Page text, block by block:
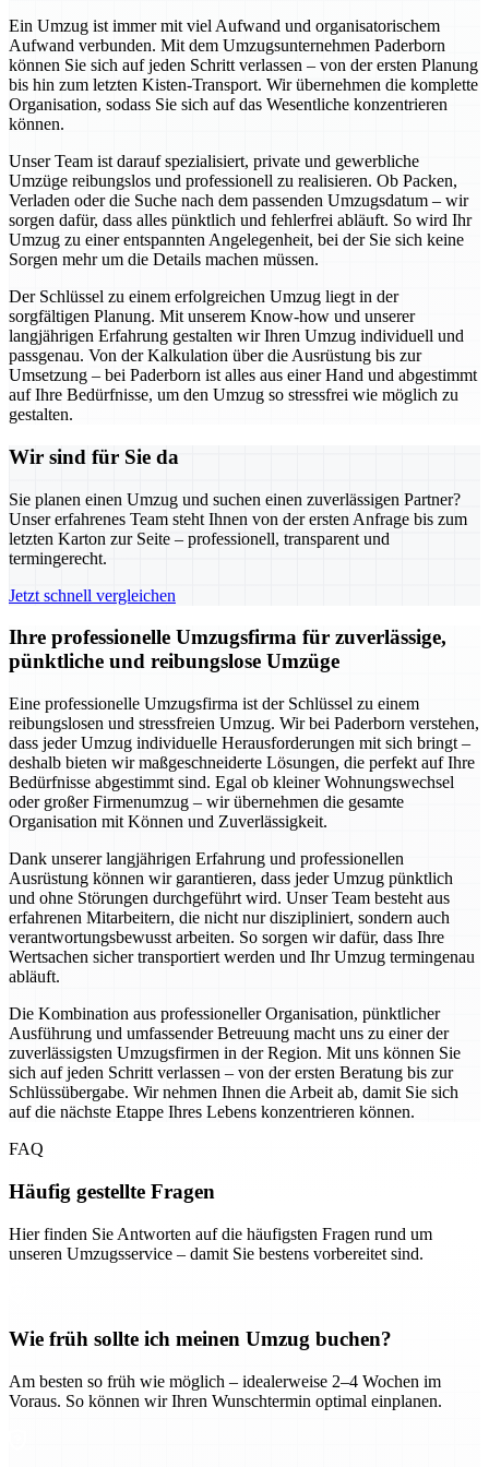
Ein Umzug ist immer mit viel Aufwand und organisatorischem
Aufwand verbunden. Mit dem Umzugsunternehmen Paderborn
können Sie sich auf jeden Schritt verlassen – von der ersten Planung
bis hin zum letzten Kisten-Transport. Wir übernehmen die komplette
Organisation, sodass Sie sich auf das Wesentliche konzentrieren
können.
Unser Team ist darauf spezialisiert, private und gewerbliche
Umzüge reibungslos und professionell zu realisieren. Ob Packen,
Verladen oder die Suche nach dem passenden Umzugsdatum – wir
sorgen dafür, dass alles pünktlich und fehlerfrei abläuft. So wird Ihr
Umzug zu einer entspannten Angelegenheit, bei der Sie sich keine
Sorgen mehr um die Details machen müssen.
Der Schlüssel zu einem erfolgreichen Umzug liegt in der
sorgfältigen Planung. Mit unserem Know-how und unserer
langjährigen Erfahrung gestalten wir Ihren Umzug individuell und
passgenau. Von der Kalkulation über die Ausrüstung bis zur
Umsetzung – bei Paderborn ist alles aus einer Hand und abgestimmt
auf Ihre Bedürfnisse, um den Umzug so stressfrei wie möglich zu
gestalten.
Wir sind für Sie da
Sie planen einen Umzug und suchen einen zuverlässigen Partner?
Unser erfahrenes Team steht Ihnen von der ersten Anfrage bis zum
letzten Karton zur Seite – professionell, transparent und
termingerecht.
Jetzt schnell vergleichen
Ihre professionelle Umzugsfirma für zuverlässige,
pünktliche und reibungslose Umzüge
Eine professionelle Umzugsfirma ist der Schlüssel zu einem
reibungslosen und stressfreien Umzug. Wir bei Paderborn verstehen,
dass jeder Umzug individuelle Herausforderungen mit sich bringt –
deshalb bieten wir maßgeschneiderte Lösungen, die perfekt auf Ihre
Bedürfnisse abgestimmt sind. Egal ob kleiner Wohnungswechsel
oder großer Firmenumzug – wir übernehmen die gesamte
Organisation mit Können und Zuverlässigkeit.
Dank unserer langjährigen Erfahrung und professionellen
Ausrüstung können wir garantieren, dass jeder Umzug pünktlich
und ohne Störungen durchgeführt wird. Unser Team besteht aus
erfahrenen Mitarbeitern, die nicht nur diszipliniert, sondern auch
verantwortungsbewusst arbeiten. So sorgen wir dafür, dass Ihre
Wertsachen sicher transportiert werden und Ihr Umzug termingenau
abläuft.
Die Kombination aus professioneller Organisation, pünktlicher
Ausführung und umfassender Betreuung macht uns zu einer der
zuverlässigsten Umzugsfirmen in der Region. Mit uns können Sie
sich auf jeden Schritt verlassen – von der ersten Beratung bis zur
Schlüssübergabe. Wir nehmen Ihnen die Arbeit ab, damit Sie sich
auf die nächste Etappe Ihres Lebens konzentrieren können.
FAQ
Häufig gestellte Fragen
Hier finden Sie Antworten auf die häufigsten Fragen rund um
unseren Umzugsservice – damit Sie bestens vorbereitet sind.
Wie früh sollte ich meinen Umzug buchen?
Am besten so früh wie möglich – idealerweise 2–4 Wochen im
Voraus. So können wir Ihren Wunschtermin optimal einplanen.